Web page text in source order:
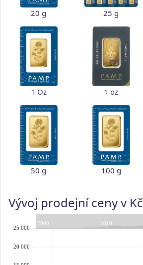
20 g 25 g
1 Oz 1 oz
50 g 100 g
Vývoj prodejní ceny v Kč